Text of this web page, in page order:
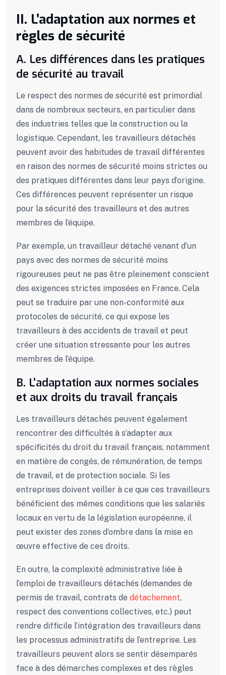
II. L’adaptation aux normes et
règles de sécurité
A. Les différences dans les pratiques
de sécurité au travail
Le respect des normes de sécurité est primordial
dans de nombreux secteurs, en particulier dans
des industries telles que la construction ou la
logistique. Cependant, les travailleurs détachés
peuvent avoir des habitudes de travail différentes
en raison des normes de sécurité moins strictes ou
des pratiques différentes dans leur pays d’origine.
Ces différences peuvent représenter un risque
pour la sécurité des travailleurs et des autres
membres de l’équipe.
Par exemple, un travailleur détaché venant d’un
pays avec des normes de sécurité moins
rigoureuses peut ne pas être pleinement conscient
des exigences strictes imposées en France. Cela
peut se traduire par une non-conformité aux
protocoles de sécurité, ce qui expose les
travailleurs à des accidents de travail et peut
créer une situation stressante pour les autres
membres de l’équipe.
B. L’adaptation aux normes sociales
et aux droits du travail français
Les travailleurs détachés peuvent également
rencontrer des difficultés à s’adapter aux
spécificités du droit du travail français, notamment
en matière de congés, de rémunération, de temps
de travail, et de protection sociale. Si les
entreprises doivent veiller à ce que ces travailleurs
bénéficient des mêmes conditions que les salariés
locaux en vertu de la législation européenne, il
peut exister des zones d’ombre dans la mise en
œuvre effective de ces droits.
En outre, la complexité administrative liée à
l’emploi de travailleurs détachés (demandes de
permis de travail, contrats de détachement,
respect des conventions collectives, etc.) peut
rendre difficile l’intégration des travailleurs dans
les processus administratifs de l’entreprise. Les
travailleurs peuvent alors se sentir désemparés
face à des démarches complexes et des règles